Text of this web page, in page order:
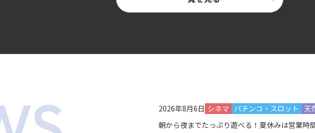
2026年8月6日 シネマ パチンコ・スロット 天
朝から夜までたっぷり遊べる！夏休みは営業時